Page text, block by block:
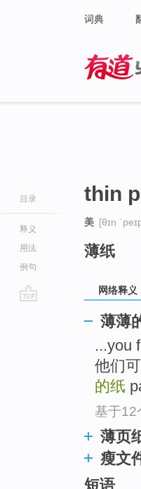
词典
目录
释义
用法
例句
thin
美 [θɪn
薄纸
网络释义
薄薄
...you
他们
的纸
基于12
薄页
瘦文
短语